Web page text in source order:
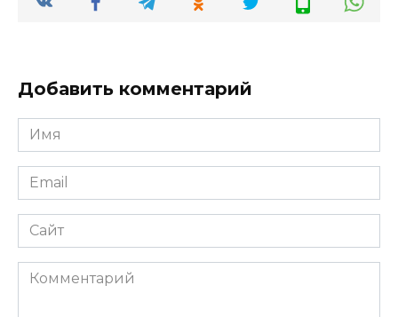
Добавить комментарий
Имя
*
Email
*
Сайт
Комментарий